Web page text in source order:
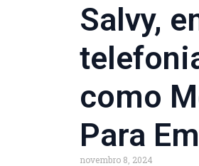
Salvy,
como
Para
novembro 8, 2024